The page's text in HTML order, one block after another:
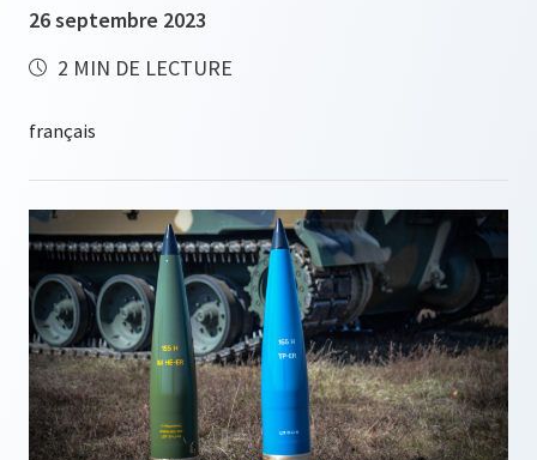
26 septembre 2023
2 MIN DE LECTURE